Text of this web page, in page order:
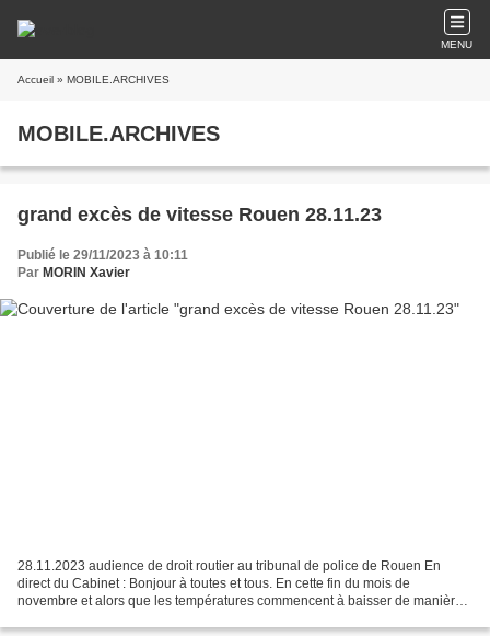
MENU
Accueil » MOBILE.ARCHIVES
MOBILE.ARCHIVES
grand excès de vitesse Rouen 28.11.23
Publié le 29/11/2023 à 10:11
Par MORIN Xavier
28.11.2023 audience de droit routier au tribunal de police de Rouen En
direct du Cabinet : Bonjour à toutes et tous. En cette fin du mois de
novembre et alors que les températures commencent à baisser de manière